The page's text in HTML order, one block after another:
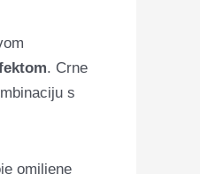
. Crne
s
omiljene